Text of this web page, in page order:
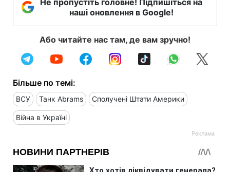
наші оновлення в Google!
Або читайте нас там, де вам зручно!
Більше по темі:
ВСУ Танк Abrams Сполучені Штати Америки
Війна в Україні